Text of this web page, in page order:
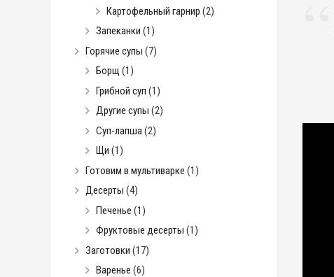
Картофельный гарнир (2)
Запеканки (1)
Горячие супы (7)
Борщ (1)
Грибной суп (1)
Другие супы (2)
Суп-лапша (2)
Щи (1)
Готовим в мультиварке (1)
Десерты (4)
Печенье (1)
Фруктовые десерты (1)
Заготовки (17)
Варенье (6)